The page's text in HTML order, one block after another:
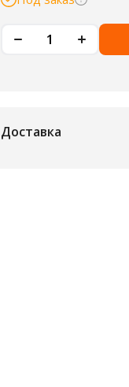
Доставка